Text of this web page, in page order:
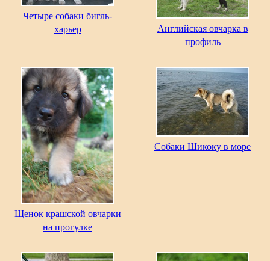
Четыре собаки бигль-
харьер
Английская овчарка в
профиль
Щенок крашской овчарки
на прогулке
Собаки Шикоку в море